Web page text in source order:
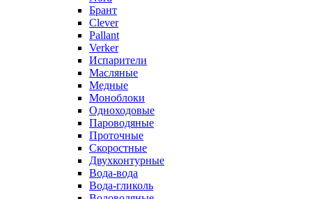
Брант
Clever
Pallant
Verker
Испарители
Масляные
Медные
Моноблоки
Одноходовые
Пароводяные
Проточные
Скоростные
Двухконтурные
Вода-вода
Вода-гликоль